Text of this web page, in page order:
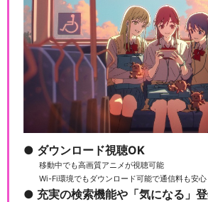
ダウンロード視聴OK
移動中でも高画質アニメが視聴可能
Wi-Fi環境でもダウンロード可能で通信料も安心
充実の検索機能や「気になる」